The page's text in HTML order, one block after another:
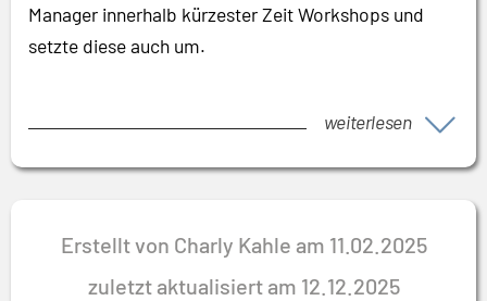
Manager innerhalb kürzester Zeit Workshops und
setzte diese auch um.
weiterlesen
Erstellt von Charly Kahle am 11.02.2025
zuletzt aktualisiert am 12.12.2025